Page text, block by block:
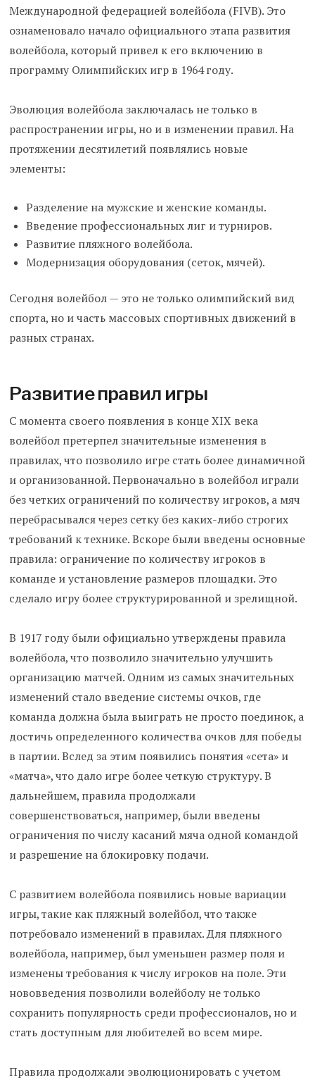
Международной федерацией волейбола (FIVB). Это
ознаменовало начало официального этапа развития
волейбола, который привел к его включению в
программу Олимпийских игр в 1964 году.
Эволюция волейбола заключалась не только в
распространении игры, но и в изменении правил. На
протяжении десятилетий появлялись новые
элементы:
Разделение на мужские и женские команды.
Введение профессиональных лиг и турниров.
Развитие пляжного волейбола.
Модернизация оборудования (сеток, мячей).
Сегодня волейбол — это не только олимпийский вид
спорта, но и часть массовых спортивных движений в
разных странах.
Развитие правил игры
С момента своего появления в конце XIX века
волейбол претерпел значительные изменения в
правилах, что позволило игре стать более динамичной
и организованной. Первоначально в волейбол играли
без четких ограничений по количеству игроков, а мяч
перебрасывался через сетку без каких-либо строгих
требований к технике. Вскоре были введены основные
правила: ограничение по количеству игроков в
команде и установление размеров площадки. Это
сделало игру более структурированной и зрелищной.
В 1917 году были официально утверждены правила
волейбола, что позволило значительно улучшить
организацию матчей. Одним из самых значительных
изменений стало введение системы очков, где
команда должна была выиграть не просто поединок, а
достичь определенного количества очков для победы
в партии. Вслед за этим появились понятия «сета» и
«матча», что дало игре более четкую структуру. В
дальнейшем, правила продолжали
совершенствоваться, например, были введены
ограничения по числу касаний мяча одной командой
и разрешение на блокировку подачи.
С развитием волейбола появились новые вариации
игры, такие как пляжный волейбол, что также
потребовало изменений в правилах. Для пляжного
волейбола, например, был уменьшен размер поля и
изменены требования к числу игроков на поле. Эти
нововведения позволили волейболу не только
сохранить популярность среди профессионалов, но и
стать доступным для любителей во всем мире.
Правила продолжали эволюционировать с учетом